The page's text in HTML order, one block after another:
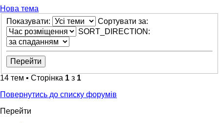
Нова тема
Показувати:
Сортувати за:
SORT_DIRECTION:
14 тем • Сторінка 1 з 1
Повернутись до списку форумів
Перейти